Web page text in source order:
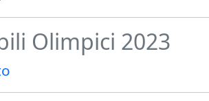
Olimpici 2023